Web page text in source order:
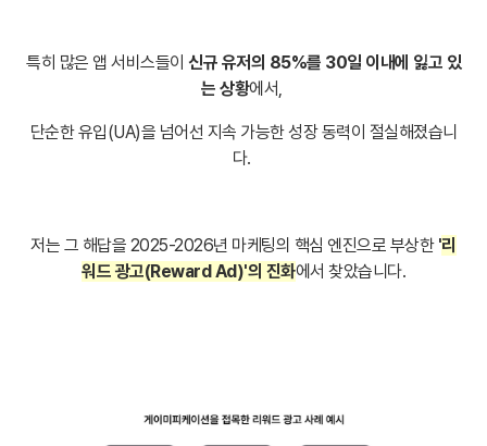
특히 많은 앱 서비스들이 신규 유저의 85%를 30일 이내에 잃고 있
는 상황에서,
단순한 유입(UA)을 넘어선 지속 가능한 성장 동력이 절실해졌습니
다.
저는 그 해답을 2025-2026년 마케팅의 핵심 엔진으로 부상한 '리
워드 광고(Reward Ad)'의 진화에서 찾았습니다.